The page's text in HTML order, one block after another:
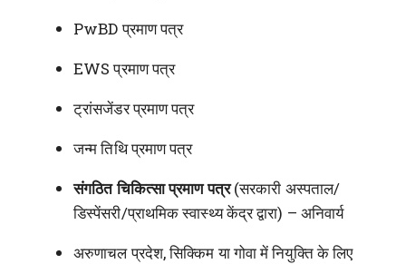
PwBD प्रमाण पत्र
EWS प्रमाण पत्र
ट्रांसजेंडर प्रमाण पत्र
जन्म तिथि प्रमाण पत्र
संगठित चिकित्सा प्रमाण पत्र(सरकारी अस्पताल/
डिस्पेंसरी/प्राथमिक स्वास्थ्य केंद्र द्वारा) – अनिवार्य
अरुणाचल प्रदेश, सिक्किम या गोवा में नियुक्ति के लिए